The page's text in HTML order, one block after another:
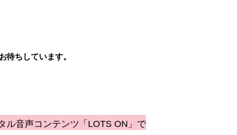
待ちしています。
ル音声コンテンツ「LOTS ON」で